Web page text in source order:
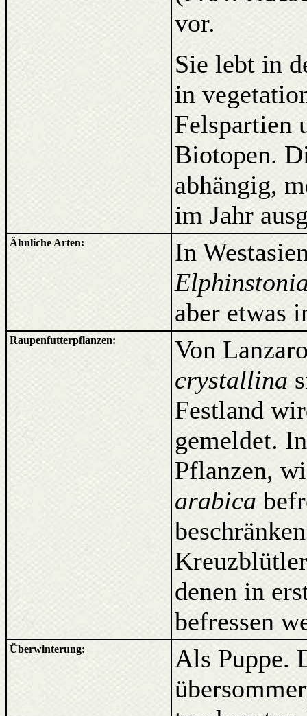
vor.
Sie lebt in
in
Felspartien
Biotopen.
abhängig,
im Jahr
Ähnliche Arten:
In
aber etwas
Raupenfutterpflanzen:
Von
crystallina
Festland
gemeldet.
Pflanzen,
arabica
denen in
befressen
Überwinterung:
Als Puppe.